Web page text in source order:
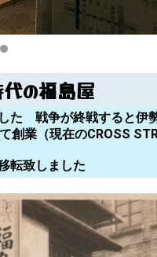
の福島屋
た 戦争が終戦すると伊
業（現在のCROSS
転致しました